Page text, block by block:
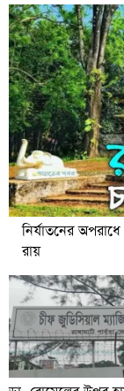
নির্যাতনের
রায়